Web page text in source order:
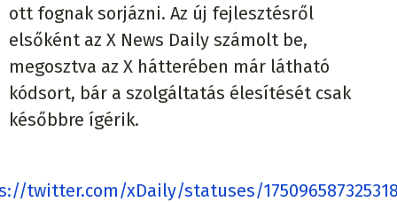
ott fognak sorjázni. Az új fejlesztésről
elsőként az X News Daily számolt be,
megosztva az X hátterében már látható
kódsort, bár a szolgáltatás élesítését csak
későbbre ígérik.
twitter.com/xDaily/statuses/